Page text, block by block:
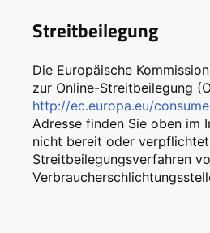
Streitbeilegung
Die Europäische
zur Online-Streitbeilegung
http://ec.europa.eu/
Adresse finden Sie oben im
nicht bereit oder
Streitbeilegungsverfahren